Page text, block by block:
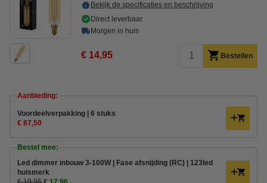
Bekijk de specificaties en beschrijving
Direct leverbaar
Morgen in huis
€ 14,95 Bestellen
Aanbieding:
Voordeelverpakking | 6 stuks
€ 87,50
Bestel mee:
Led dimmer inbouw 3-100W | Fase afsnijding (RC) | 123led
huismerk